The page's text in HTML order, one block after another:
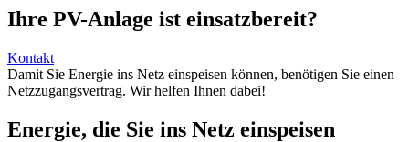
Ihre PV-Anlage ist einsatzbereit?
Kontakt
Damit Sie Energie ins Netz einspeisen können, benötigen Sie einen
Netzzugangsvertrag. Wir helfen Ihnen dabei!
Energie, die Sie ins Netz einspeisen